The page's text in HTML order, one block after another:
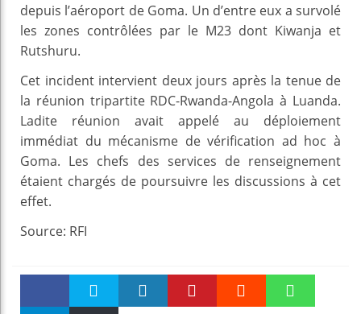
depuis l’aéroport de Goma. Un d’entre eux a survolé
les zones contrôlées par le M23 dont Kiwanja et
Rutshuru.
Cet incident intervient deux jours après la tenue de
la réunion tripartite RDC-Rwanda-Angola à Luanda.
Ladite réunion avait appelé au déploiement
immédiat du mécanisme de vérification ad hoc à
Goma. Les chefs des services de renseignement
étaient chargés de poursuivre les discussions à cet
effet.
Source: RFI